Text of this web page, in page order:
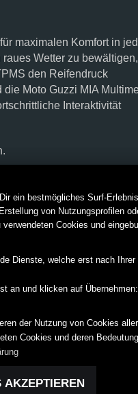
maximalen Komfort in
Wetter zu
den Reifendruck
Moto Guzzi MIA
Interaktivität
ein bestmögliches Surf-
von Nutzungsprofilen
Cookies und
Dienste, welche erst nach
an und klicken auf Übernehmen:
der Nutzung von Cookies
Cookies und deren
AKZEPTIEREN